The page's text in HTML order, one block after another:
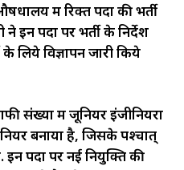
में रिक्त पदों की भर्ती
इन पदों पर भर्ती के निर्देश
लिये विज्ञापन जारी किये
संख्या में जूनियर इंजीनियरों
बनाया है, जिसके पश्चात्
पदों पर नई नियुक्ति की